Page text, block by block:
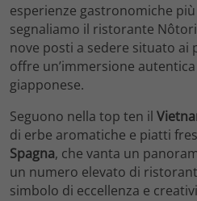
esperienze gastronomiche
segnaliamo il ristorante
nove posti a sedere situato ai
offre un’immersione
giapponese.
Seguono nella top ten il
di erbe aromatiche e piatti
Spagna, che vanta un
un numero elevato di
simbolo di eccellenza e